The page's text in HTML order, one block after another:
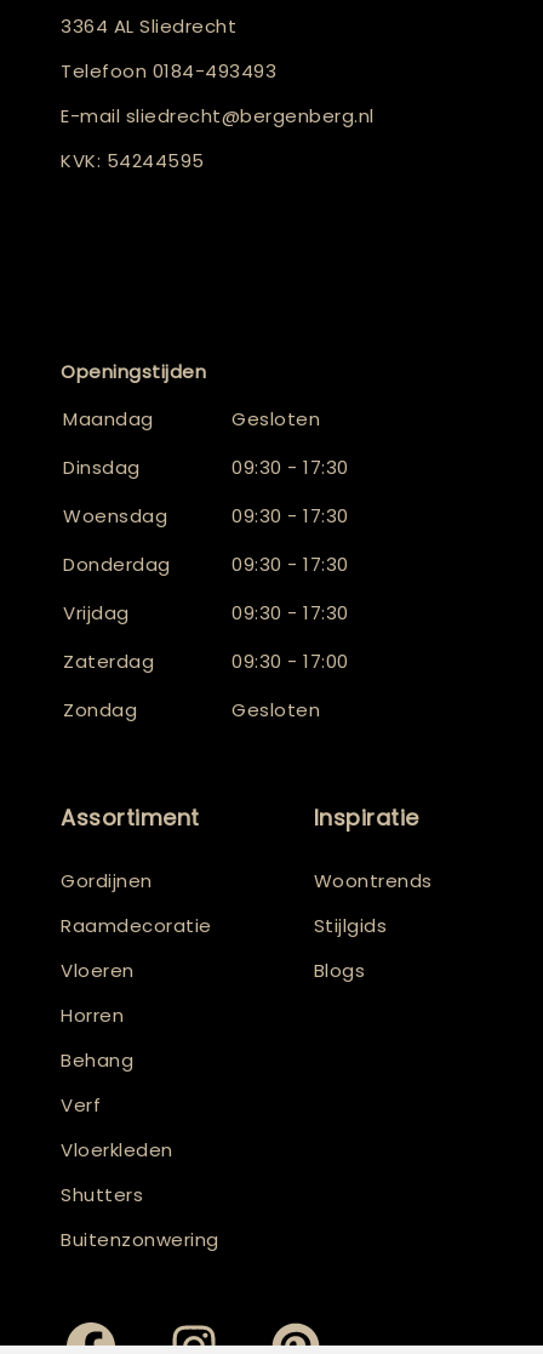
3364 AL Sliedrecht
Telefoon 0184-493493
E-mail sliedrecht@bergenberg.nl
KVK: 54244595
Openingstijden
Maandag
Gesloten
Dinsdag
09:30 - 17:30
Woensdag
09:30 - 17:30
Donderdag
09:30 - 17:30
Vrijdag
09:30 - 17:30
Zaterdag
09:30 - 17:00
Zondag
Gesloten
Assortiment
Gordijnen
Raamdecoratie
Vloeren
Horren
Behang
Verf
Vloerkleden
Shutters
Buitenzonwering
Inspiratie
Woontrends
Stijlgids
Blogs